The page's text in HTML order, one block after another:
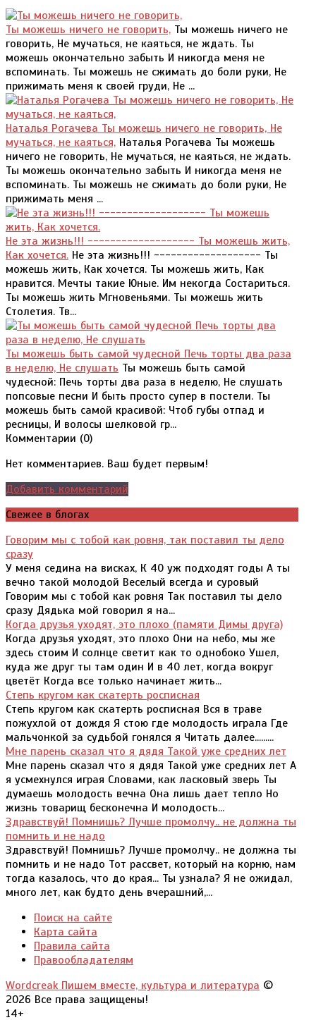
Ты можешь ничего не говорить, Ты можешь ничего не
говорить, Не мучаться, не каяться, не ждать. Ты
можешь окончательно забыть И никогда меня не
вспоминать. Ты можешь не сжимать до боли руки, Не
прижимать меня к своей груди, Не ...
Наталья Рогачева Ты можешь ничего не говорить, Не
мучаться, не каяться, Наталья Рогачева Ты можешь
ничего не говорить, Не мучаться, не каяться, не ждать.
Ты можешь окончательно забыть И никогда меня не
вспоминать. Ты можешь не сжимать до боли руки, Не
прижимать меня ...
Не эта жизнь!!! ------------------- Ты можешь жить,
Как хочется. Не эта жизнь!!! ------------------- Ты
можешь жить, Как хочется. Ты можешь жить, Как
нравится. Мечты такие Юные. Им некогда Состариться.
Ты можешь жить Мгновеньями. Ты можешь жить
Столетия. Тв...
Ты можешь быть самой чудесной Печь торты два раза
в неделю, Не слушать Ты можешь быть самой
чудесной: Печь торты два раза в неделю, Не слушать
попсовые песни И быть просто супер в постели. Ты
можешь быть самой красивой: Чтоб губы отпад и
ресницы, И волосы шелковой гр...
Комментарии (0)
Нет комментариев. Ваш будет первым!
Добавить комментарий
Свежее в блогах
Говорим мы с тобой как ровня, так поставил ты дело
сразу
У меня седина на висках, К 40 уж подходят годы А ты
вечно такой молодой Веселый всегда и суровый
Говорим мы с тобой как ровня Так поставил ты дело
сразу Дядька мой говорил я на...
Когда друзья уходят, это плохо (памяти Димы друга)
Когда друзья уходят, это плохо Они на небо, мы же
здесь стоим И солнце светит как то однобоко Ушел,
куда же друг ты там один И в 40 лет, когда вокруг
цветёт Когда все только начинает жить...
Степь кругом как скатерть росписная
Степь кругом как скатерть росписная Вся в траве
пожухлой от дождя Я стою где молодость играла Где
мальчонкой за судьбой гонялся я Читать далее.........
Мне парень сказал что я дядя Такой уже средних лет
Мне парень сказал что я дядя Такой уже средних лет А
я усмехнулся играя Словами, как ласковый зверь Ты
думаешь молодость вечна Она лишь дает тепло Но
жизнь товарищ бесконечна И молодость...
Здравствуй! Помнишь? Лучше промолчу.. не должна ты
помнить и не надо
Здравствуй! Помнишь? Лучше промолчу.. не должна ты
помнить и не надо Тот рассвет, который на корню, нам
тогда казалось, что до края... Ты узнала? Я не ожидал,
много лет, как будто день вчерашний,...
Поиск на сайте
Карта сайта
Правила сайта
Правообладателям
Wordcreak Пишем вместе, культура и литература ©
2026 Все права защищены!
14+